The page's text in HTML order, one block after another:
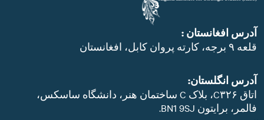
آدرس افغانستان :
قلعه ۹ برجه، کارته پروان کابل، افغانستان
آدرس انگلستان:
اتاق C۳۲۶، بلاک C ساختمان هنر، دانشگاه ساسکس،
فالمر، برایتون BN1 9SJ.